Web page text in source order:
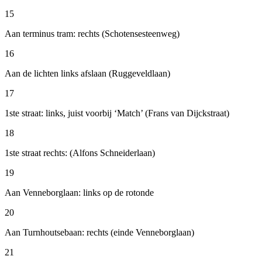
15
Aan terminus tram: rechts (Schotensesteenweg)
16
Aan de lichten links afslaan (Ruggeveldlaan)
17
1ste straat: links, juist voorbij ‘Match’ (Frans van Dijckstraat)
18
1ste straat rechts: (Alfons Schneiderlaan)
19
Aan Venneborglaan: links op de rotonde
20
Aan Turnhoutsebaan: rechts (einde Venneborglaan)
21